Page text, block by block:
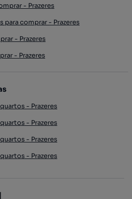
- Prazeres
para comprar - Prazeres
- Prazeres
- Prazeres
- Prazeres
- Prazeres
- Prazeres
- Prazeres